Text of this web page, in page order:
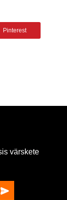
Pinterest
värskete